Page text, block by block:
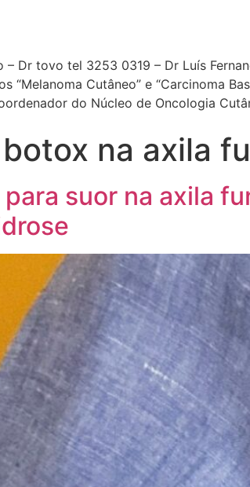
– Dr tovo tel 3253 0319 – Dr Luís
“Melanoma Cutâneo” e “Carcinoma
do Núcleo de Oncologia
botox na axila
suor na axila